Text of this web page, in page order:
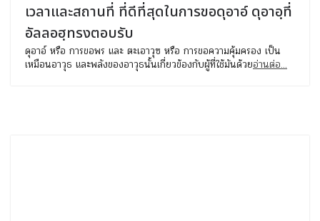
เวลาและสถานที่ ที่ดีที่สุดในการขอดุอาอ์ ดุอาอฺที่
อัลลอฮฺทรงตอบรับ
ดุอาอ์ หรือ การขอพร และ ตะเอาวุซ หรือ การขอความคุ้มครอง เป็น
เหมือนอาวุธ และพลังของอาวุธนั้นเกี่ยวข้องกับผู้ที่ใช้มันด้วยอ่านต่อ...